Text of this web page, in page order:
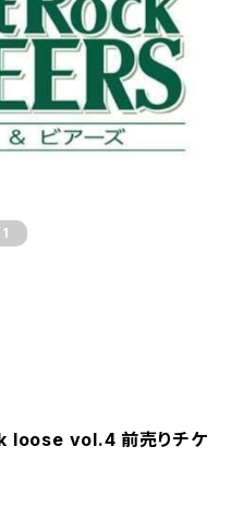
loose vol.4 前売りチケ